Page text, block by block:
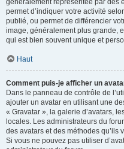
généralement représentée par des
permet d’indiquer votre activité
publié, ou permet de différencier
image, généralement plus grande,
qui est bien souvent unique et
Haut
Comment puis-je afficher un
Dans le panneau de contrôle de
ajouter un avatar en utilisant une
« Gravatar », la galerie d’avatars,
locales. Les administrateurs du
des avatars et des méthodes
Si vous ne pouvez pas utiliser